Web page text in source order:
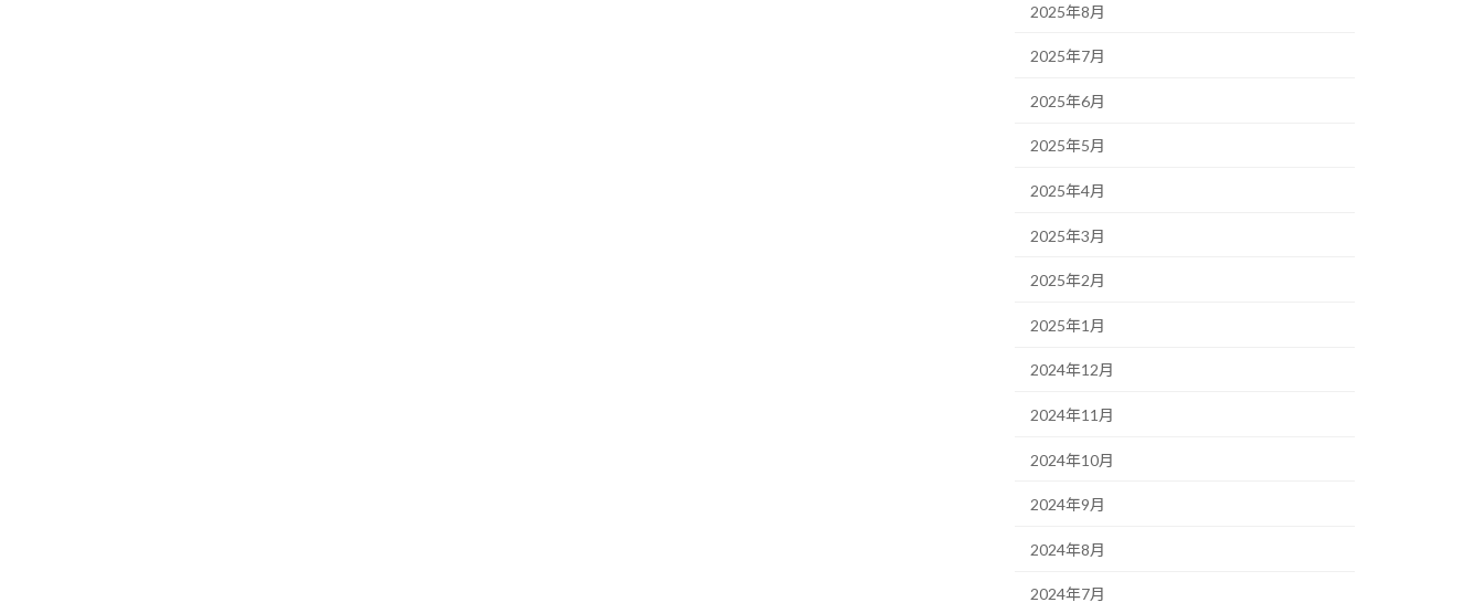
2025年8月
2025年7月
2025年6月
2025年5月
2025年4月
2025年3月
2025年2月
2025年1月
2024年12月
2024年11月
2024年10月
2024年9月
2024年8月
2024年7月